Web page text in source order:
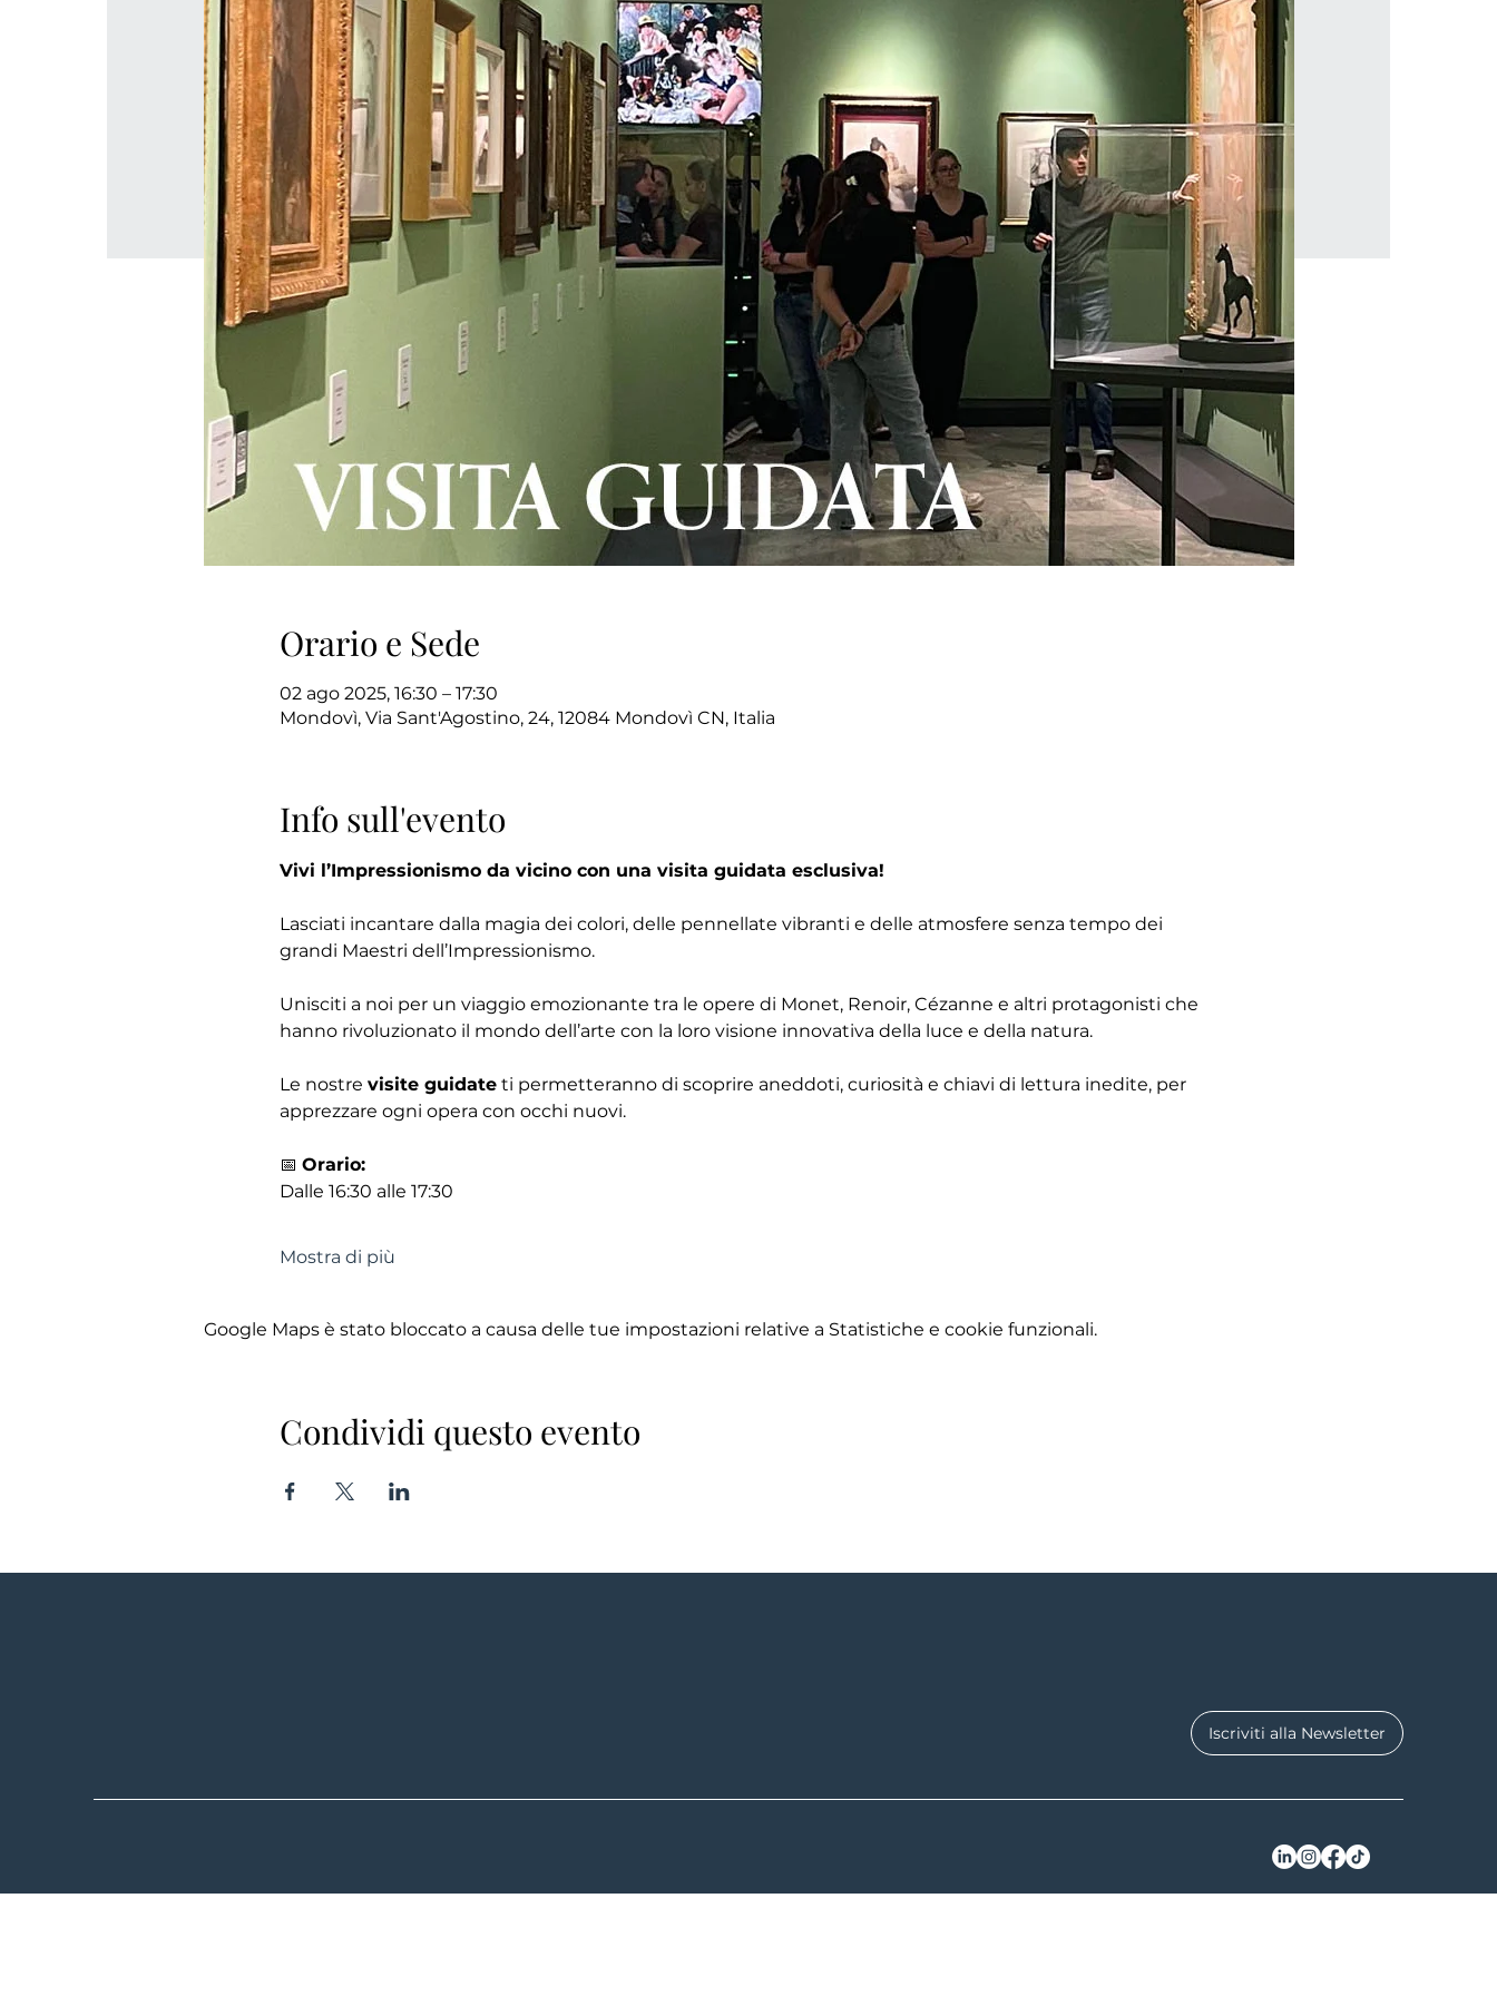
Orario e Sede
02 ago 2025, 16:30 – 17:30
Mondovì, Via Sant'Agostino, 24, 12084 Mondovì CN, Italia
Info sull'evento
Vivi l’Impressionismo da vicino con una visita guidata esclusiva!
Lasciati incantare dalla magia dei colori, delle pennellate vibranti e delle atmosfere senza tempo dei
grandi Maestri dell’Impressionismo.
Unisciti a noi per un viaggio emozionante tra le opere di Monet, Renoir, Cézanne e altri protagonisti che
hanno rivoluzionato il mondo dell’arte con la loro visione innovativa della luce e della natura.
Le nostre visite guidate ti permetteranno di scoprire aneddoti, curiosità e chiavi di lettura inedite, per
apprezzare ogni opera con occhi nuovi.
📅 Orario:
Dalle 16:30 alle 17:30
Mostra di più
Google Maps è stato bloccato a causa delle tue impostazioni relative a Statistiche e cookie funzionali.
Condividi questo evento
Iscriviti alla Newsletter